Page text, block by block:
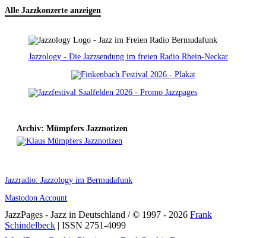
Alle Jazzkonzerte anzeigen
Jazzology - Die Jazzsendung im freien Radio Rhein-Neckar
Archiv: Mümpfers Jazznotizen
Jazzradio: Jazzology im Bermudafunk
Mastodon Account
JazzPages - Jazz in Deutschland / © 1997 - 2026 Frank
Schindelbeck | ISSN 2751-4099